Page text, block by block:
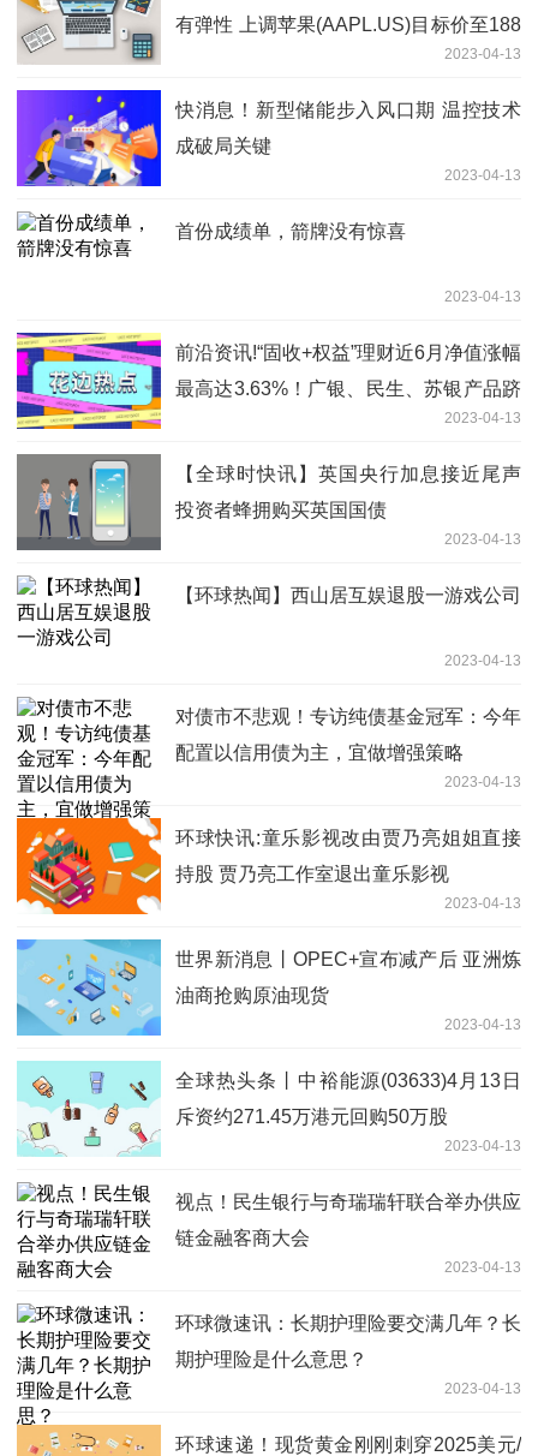
有弹性 上调苹果(AAPL.US)目标价至188
2023-04-13
快消息！新型储能步入风口期 温控技术
成破局关键
2023-04-13
首份成绩单，箭牌没有惊喜
2023-04-13
前沿资讯!“固收+权益”理财近6月净值涨幅
最高达3.63%！广银、民生、苏银产品跻
2023-04-13
【全球时快讯】英国央行加息接近尾声
投资者蜂拥购买英国国债
2023-04-13
【环球热闻】西山居互娱退股一游戏公司
2023-04-13
对债市不悲观！专访纯债基金冠军：今年
配置以信用债为主，宜做增强策略
2023-04-13
环球快讯:童乐影视改由贾乃亮姐姐直接
持股 贾乃亮工作室退出童乐影视
2023-04-13
世界新消息丨OPEC+宣布减产后 亚洲炼
油商抢购原油现货
2023-04-13
全球热头条丨中裕能源(03633)4月13日
斥资约271.45万港元回购50万股
2023-04-13
视点！民生银行与奇瑞瑞轩联合举办供应
链金融客商大会
2023-04-13
环球微速讯：长期护理险要交满几年？长
期护理险是什么意思？
2023-04-13
环球速递！现货黄金刚刚刺穿2025美元/